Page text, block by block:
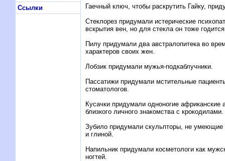
Ссылки
Гаечный ключ, чтобы раскрутить Гайку,
Стеклорез придумали истерические
вскрытия вен, но для стекла он тоже
Пилу придумали два австралопитека во
характеров своих жен.
Лобзик придумали мужья-подкаблучники.
Пассатижи придумали мстительные
стоматологов.
Кусачки придумали одноногие африканские
близкого личного знакомства с крокодилами.
Зубило придумали скульпторы, не умеющие
и глиной.
Напильник придумали косметологи как
ногтей.